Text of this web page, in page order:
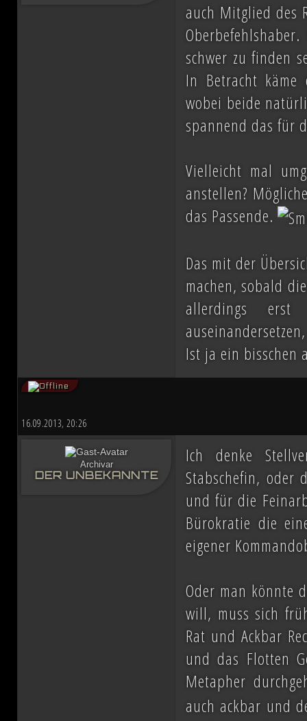
auch Mitglied des
schwer zu finden
In Betracht
wobei beide
spannend das für
Vielleicht mal
anstellen?
das Passende.
Das mit der
machen, sobald
allerdings
Ist ja ein bisschen
16.09.2013, 20:26
Archivar
DER UNBEKANNTE
Ich denke
Stabschefin, oder
und für die
Bürokratie die
eigener
Oder man könnte
will, muss sich
Rat und Ackbar
und das Flotten
Metapher
auch ackbar und